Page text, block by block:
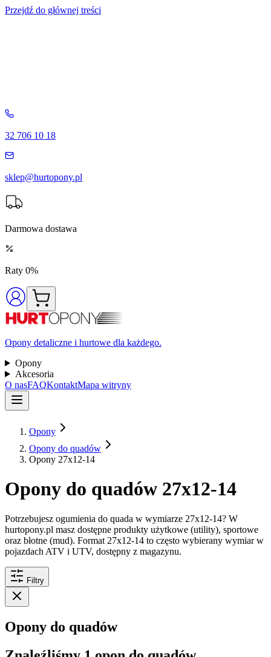
Przejdź do głównej treści
32 706 10 18
sklep@hurtopony.pl
Darmowa dostawa
Raty 0%
Opony detaliczne i hurtowe dla każdego.
Opony
Akcesoria
O nasFAQKontaktMapa witryny
Opony
Opony do quadów
Opony 27x12-14
Opony do quadów 27x12-14
Potrzebujesz ogumienia do quada w wymiarze 27x12-14? W
hurtopony.pl masz dostępne produkty użytkowe (utility), sportowe
oraz błotne (mud). Format 27x12-14 to często wybierany wymiar w
pojazdach ATV i UTV, dostępny z magazynu.
Filtry
Opony do quadów